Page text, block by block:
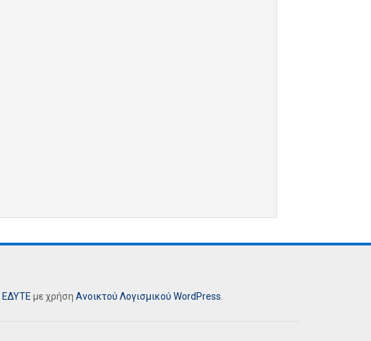
ΕΔΥΤΕ με χρήση Ανοικτού Λογισμικού WordPress